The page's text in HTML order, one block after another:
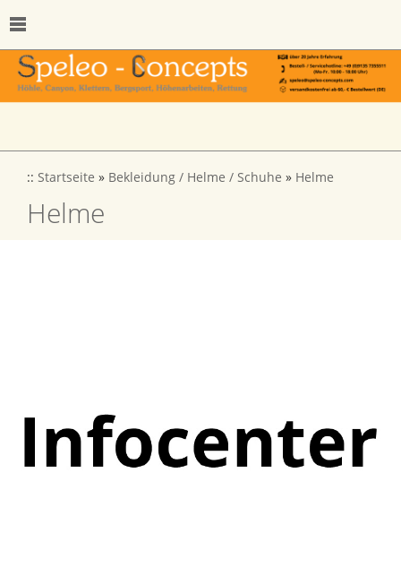
:: Startseite » Bekleidung / Helme / Schuhe » Helme
Helme